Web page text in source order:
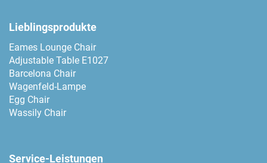
Lieblingsprodukte
Eames Lounge Chair
Adjustable Table E1027
Barcelona Chair
Wagenfeld-Lampe
Egg Chair
Wassily Chair
Service-Leistungen